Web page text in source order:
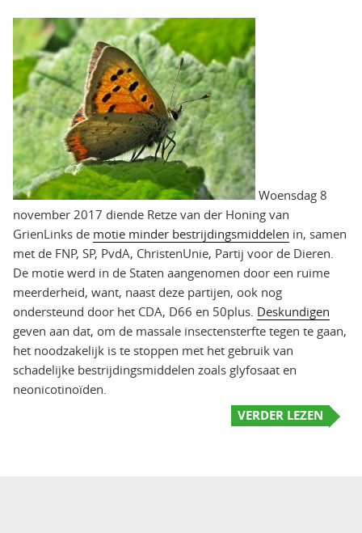
Woensdag 8
november 2017 diende Retze van der Honing van
GrienLinks de motie minder bestrijdingsmiddelen in, samen
met de FNP, SP, PvdA, ChristenUnie, Partij voor de Dieren.
De motie werd in de Staten aangenomen door een ruime
meerderheid, want, naast deze partijen, ook nog
ondersteund door het CDA, D66 en 50plus. Deskundigen
geven aan dat, om de massale insectensterfte tegen te gaan,
het noodzakelijk is te stoppen met het gebruik van
schadelijke bestrijdingsmiddelen zoals glyfosaat en
neonicotinoïden.
VERDER LEZEN